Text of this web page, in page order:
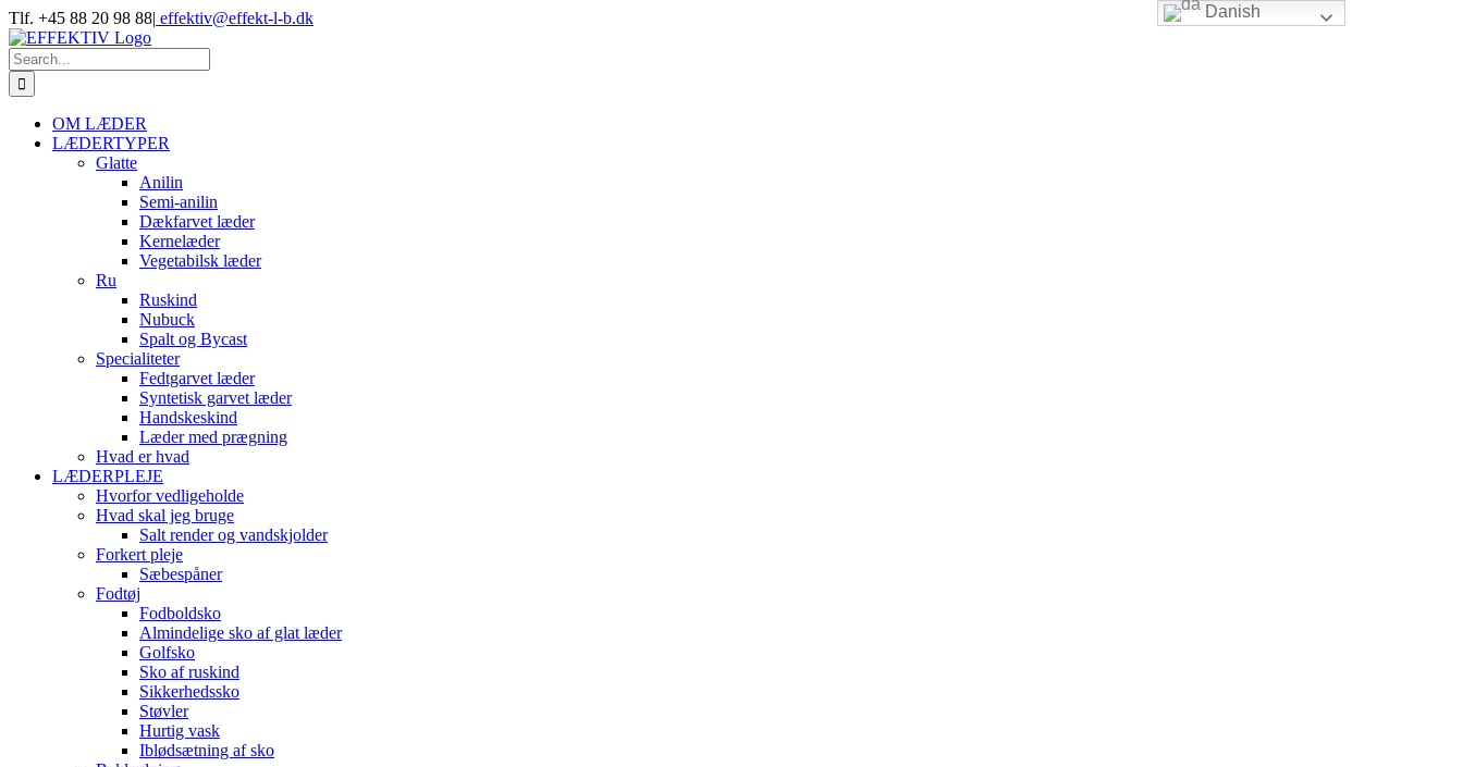
Skip
to
content
Tlf. +45 88 20 98 88| effektiv@effekt-l-b.dk
Search
for:
OM LÆDER
LÆDERTYPER
Glatte
Anilin
Semi-anilin
Dækfarvet læder
Kernelæder
Vegetabilsk læder
Ru
Ruskind
Nubuck
Spalt og Bycast
Specialiteter
Fedtgarvet læder
Syntetisk garvet læder
Handskeskind
Læder med prægning
Hvad er hvad
LÆDERPLEJE
Hvorfor vedligeholde
Hvad skal jeg bruge
Salt render og vandskjolder
Forkert pleje
Sæbespåner
Fodtøj
Fodboldsko
Almindelige sko af glat læder
Golfsko
Sko af ruskind
Sikkerhedssko
Støvler
Hurtig vask
Iblødsætning af sko
Danish